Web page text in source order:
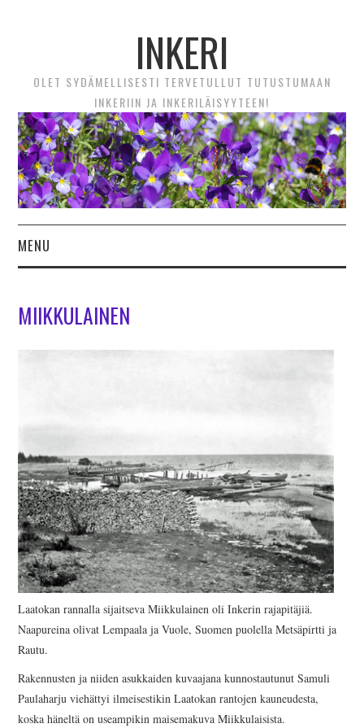
INKERI
OLET SYDÄMELLISESTI TERVETULLUT TUTUSTUMAAN
INKERIIN JA INKERILÄISYYTEEN!
MENU
UUTTA! VIDEOTARINAT
INKERIN HISTORIA JA
KULTTUURI
INKERIN
KULTTUURISEURA RY
MOOSES PUTRON
KOTIMUSEO
MERKKIHENKILÖT
MIIKKULAINEN
Laatokan rannalla sijaitseva Miikkulainen oli Inkerin rajapitäjiä.
Naapureina olivat Lempaala ja Vuole, Suomen puolella Metsäpirtti ja
Rautu.
Rakennusten ja niiden asukkaiden kuvaajana kunnostautunut Samuli
Paulaharju viehättyi ilmeisestikin Laatokan rantojen kauneudesta,
koska häneltä on useampikin maisemakuva Miikkulaisista.